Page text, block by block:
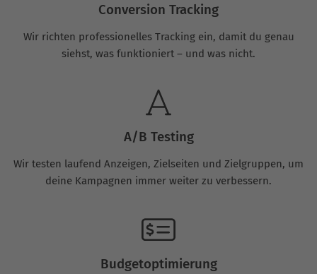
Conversion Tracking
Wir richten professionelles Tracking ein, damit du genau
siehst, was funktioniert – und was nicht.
A/B Testing
Wir testen laufend Anzeigen, Zielseiten und Zielgruppen, um
deine Kampagnen immer weiter zu verbessern.
Budgetoptimierung